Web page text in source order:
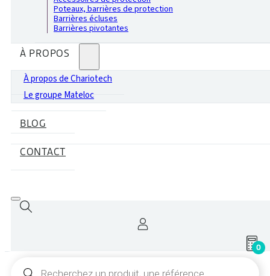
Poteaux, barrières de protection
Barrières écluses
Barrières pivotantes
À PROPOS
À propos de Chariotech
Le groupe Mateloc
BLOG
CONTACT
0